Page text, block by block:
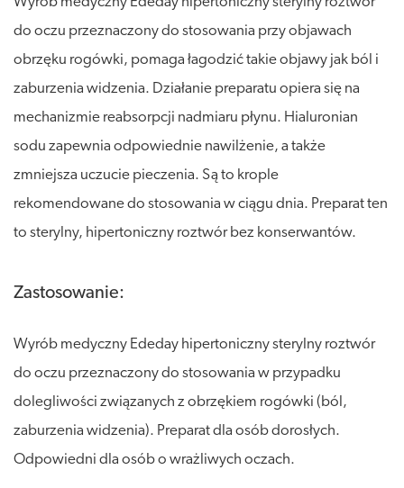
do oczu przeznaczony do stosowania przy objawach
obrzęku rogówki, pomaga łagodzić takie objawy jak ból i
zaburzenia widzenia. Działanie preparatu opiera się na
mechanizmie reabsorpcji nadmiaru płynu. Hialuronian
sodu zapewnia odpowiednie nawilżenie, a także
zmniejsza uczucie pieczenia. Są to krople
rekomendowane do stosowania w ciągu dnia. Preparat ten
to sterylny, hipertoniczny roztwór bez konserwantów.
Zastosowanie:
Wyrób medyczny Ededay hipertoniczny sterylny roztwór
do oczu przeznaczony do stosowania w przypadku
dolegliwości związanych z obrzękiem rogówki (ból,
zaburzenia widzenia). Preparat dla osób dorosłych.
Odpowiedni dla osób o wrażliwych oczach.